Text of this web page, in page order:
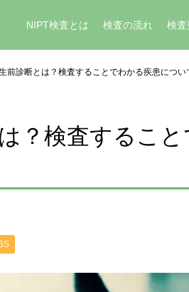
NIPT検査とは 検査の流れ 検査
前診断とは？検査することでわかる疾患につい
？検査するこ